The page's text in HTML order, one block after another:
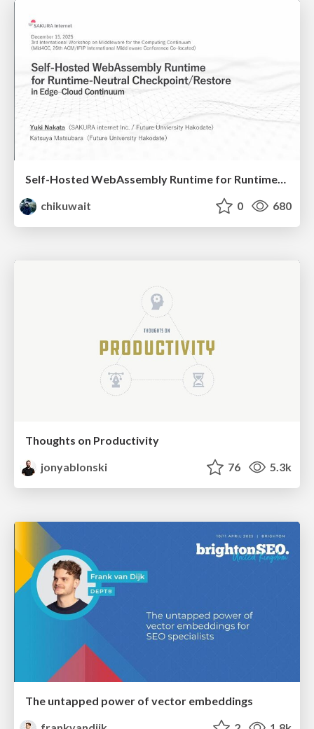
Self-Hosted WebAssembly Runtime for Runtime-Neutral Checkpoint/Restore in Edge–Cloud Continuum
chikuwait
0 680
Thoughts on Productivity
jonyablonski
76 5.3k
The untapped power of vector embeddings